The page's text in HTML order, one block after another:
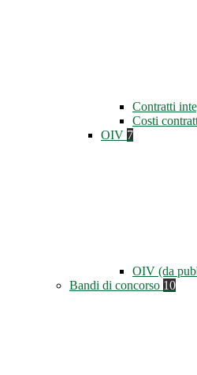
Contratti
Costi
OIV 7
OIV (da
Bandi di concorso 10